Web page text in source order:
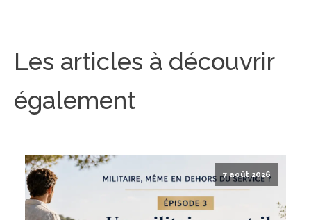
Les articles à découvrir
également
7 août 2026